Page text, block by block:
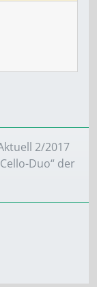
2/2017
Duo“ der